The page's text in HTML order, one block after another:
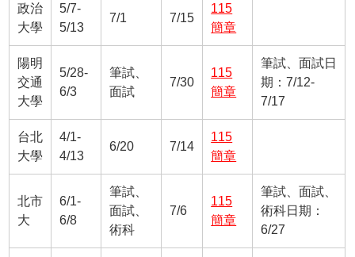
政治
大學
5/7-
5/13
7/1 7/15
115
簡章
陽明
交通
大學
5/28-
6/3
筆試、
面試
7/30
115
簡章
筆試、面試日
期：7/12-
7/17
台北
大學
4/1-
4/13
6/20 7/14
115
簡章
北市
大
6/1-
6/8
筆試、
面試、
術科
7/6
115
簡章
筆試、面試、
術科日期：
6/27